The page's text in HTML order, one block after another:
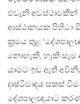
එවැනි අවස්ථාවකින්
ආස්ථානයක පිහිටා
ක්‍රමය තුළ
නොහැකි, හැකි සෑම
යාමට ඉඩ ඇති
දෘෂ්ටිවාදය සකස්
දේශපාලඥයාට